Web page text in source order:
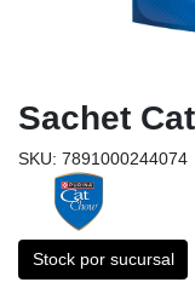
Sachet
SKU: 7891000244074
Stock por sucursal